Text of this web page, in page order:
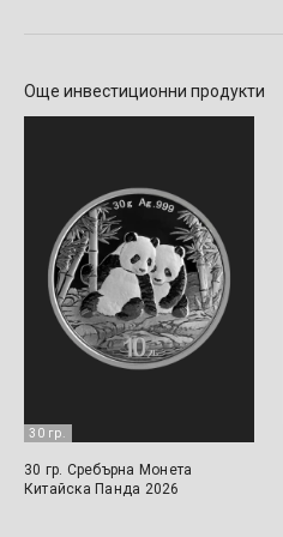
Още инвестиционни продукти
30 гр.
30 гр. Сребърна Монета
Китайска Панда 2026